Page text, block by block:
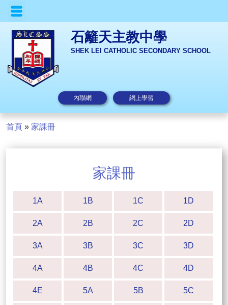
石籬天主教中學
SHEK LEI CATHOLIC SECONDARY SCHOOL
內聯網 網上學習
首頁 » 家課冊
家課冊
1A 1B 1C 1D
2A 2B 2C 2D
3A 3B 3C 3D
4A 4B 4C 4D
4E 5A 5B 5C